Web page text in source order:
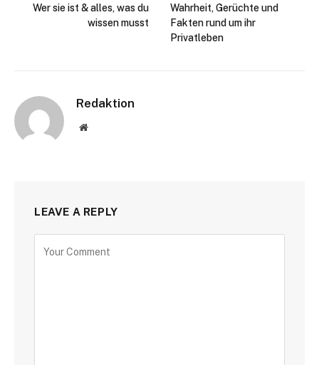
Wer sie ist & alles, was du
wissen musst
Wahrheit, Gerüchte und
Fakten rund um ihr
Privatleben
Redaktion
Website
LEAVE A REPLY